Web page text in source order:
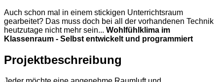
Auch schon mal in einem stickigen Unterrichtsraum
gearbeitet? Das muss doch bei all der vorhandenen Technik
heutzutage nicht mehr sein... Wohlfühlklima im
Klassenraum - Selbst entwickelt und programmiert
Projektbeschreibung